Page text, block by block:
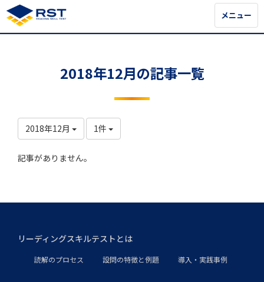
メニュー
メニュー
2018年12月の記事一覧
2018年12月 1件
記事がありません。
リーディングスキルテストとは
読解のプロセス 設問の特徴と例題 導入・実践事例